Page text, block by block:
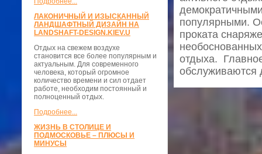
ЛАКОНИЧНЫЙ И ИЗЫСКАННЫЙ
ЛАНДШАФТНЫЙ ДИЗАЙН НА
LANDSHAFT-DESIGN.KIEV.U
Отдых на свежем воздухе
становится все более популярным и
актуальным. Для современного
человека, который огромное
количество времени и сил отдает
работе, необходим постоянный и
полноценный отдых.
Подробнее...
ЖИЗНЬ В СТОЛИЦЕ И
ПОДМОСКОВЬЕ – ПЛЮСЫ И
МИНУСЫ
популярными.
проката
отдыха.
обслуживаются